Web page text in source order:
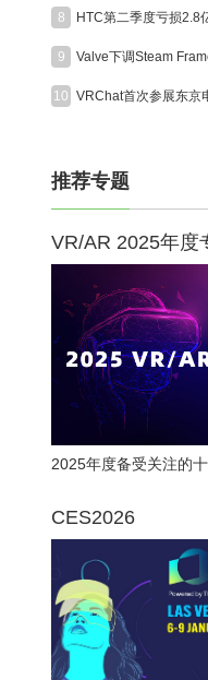
8 HTC第二季度亏损2.8
9
10
推荐专题
VR/AR 2025年度
2025年度备受关注的
CES2026